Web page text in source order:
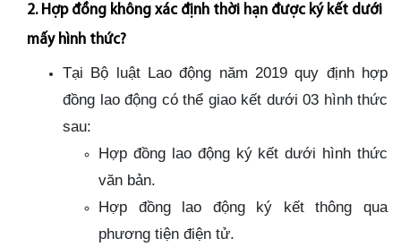
2. Hợp đồng không xác định thời hạn được ký kết dưới
mấy hình thức?
Tại Bộ luật Lao động năm 2019 quy định hợp
đồng lao động có thể giao kết dưới 03 hình thức
sau:
Hợp đồng lao động ký kết dưới hình thức
văn bản.
Hợp đồng lao động ký kết thông qua
phương tiện điện tử.